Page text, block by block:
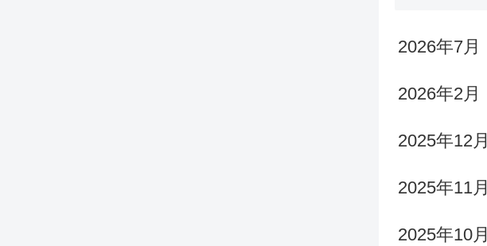
2026年7月
2026年2月
2025年12月
2025年11月
2025年10月